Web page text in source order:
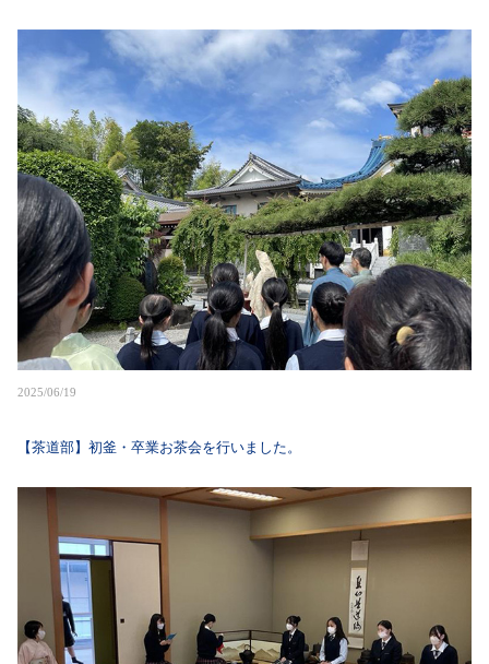
2025/06/19
【茶道部】初釜・卒業お茶会を行いました。